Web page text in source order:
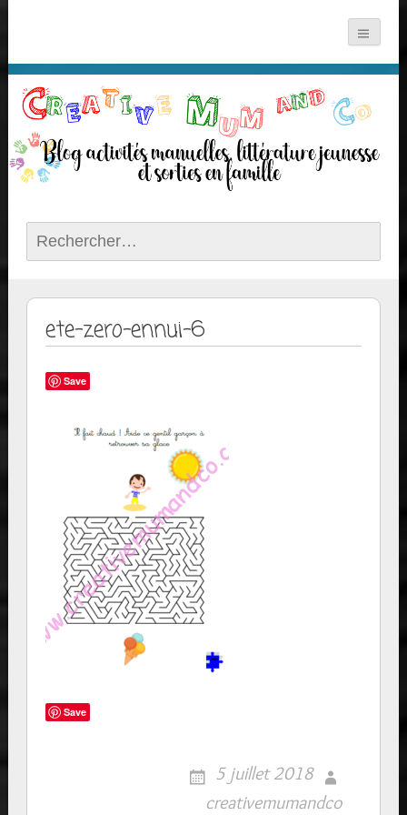
Rechercher :
ete-zero-ennui-6
Save
Save
5 juillet 2018
creativemumandco